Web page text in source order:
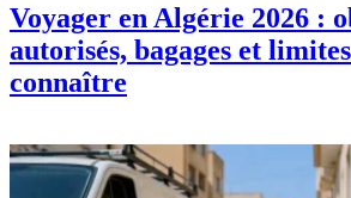
Voyager en Algérie 2026 :
autorisés, bagages et
connaître